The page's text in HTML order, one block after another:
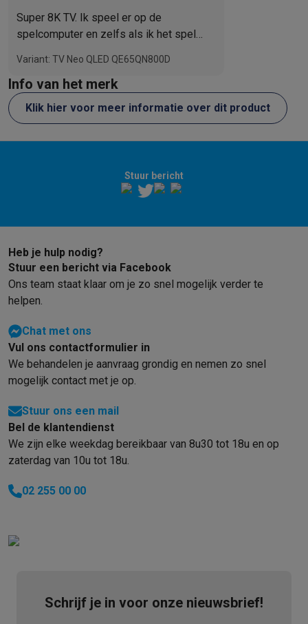
Super 8K TV. Ik speel er op de
spelcomputer en zelfs als ik het spel
formaat gebruikt, is het beeld geweldig.
Variant: TV Neo QLED QE65QN800D
Info van het merk
Klik hier voor meer informatie over dit product
Stuur bericht
Heb je hulp nodig?
Stuur een bericht via Facebook
Ons team staat klaar om je zo snel mogelijk verder te
helpen.
Chat met ons
Vul ons contactformulier in
We behandelen je aanvraag grondig en nemen zo snel
mogelijk contact met je op.
Stuur ons een mail
Bel de klantendienst
We zijn elke weekdag bereikbaar van 8u30 tot 18u en op
zaterdag van 10u tot 18u.
02 255 00 00
Schrijf je in voor onze nieuwsbrief!